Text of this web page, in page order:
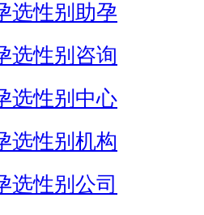
选性别助孕
选性别咨询
选性别中心
选性别机构
选性别公司